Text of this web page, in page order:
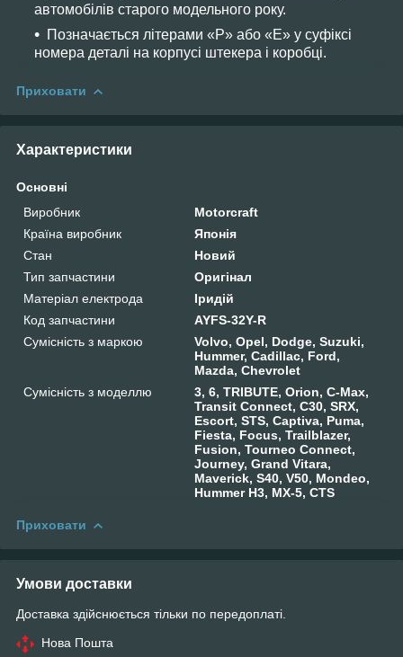
автомобілів старого модельного року.
Позначається літерами «P» або «E» у суфіксі
номера деталі на корпусі штекера і коробці.
Приховати
Характеристики
Основні
Виробник
Motorcraft
Країна виробник
Японія
Стан
Новий
Тип запчастини
Оригінал
Матеріал електрода
Іридій
Код запчастини
AYFS-32Y-R
Сумісність з маркою
Volvo, Opel, Dodge, Suzuki,
Hummer, Cadillac, Ford,
Mazda, Chevrolet
Сумісність з моделлю
3, 6, TRIBUTE, Orion, C-Max,
Transit Connect, C30, SRX,
Escort, STS, Captiva, Puma,
Fiesta, Focus, Trailblazer,
Fusion, Tourneo Connect,
Journey, Grand Vitara,
Maverick, S40, V50, Mondeo,
Hummer H3, MX-5, CTS
Приховати
Умови доставки
Доставка здійснюється тільки по передоплаті.
Нова Пошта